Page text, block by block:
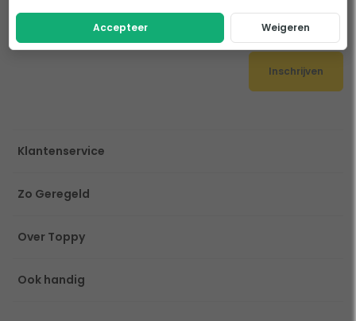
Inschrijven
Klantenservice
Zo Geregeld
Over Toppy
Ook handig
Accepteer Weigeren